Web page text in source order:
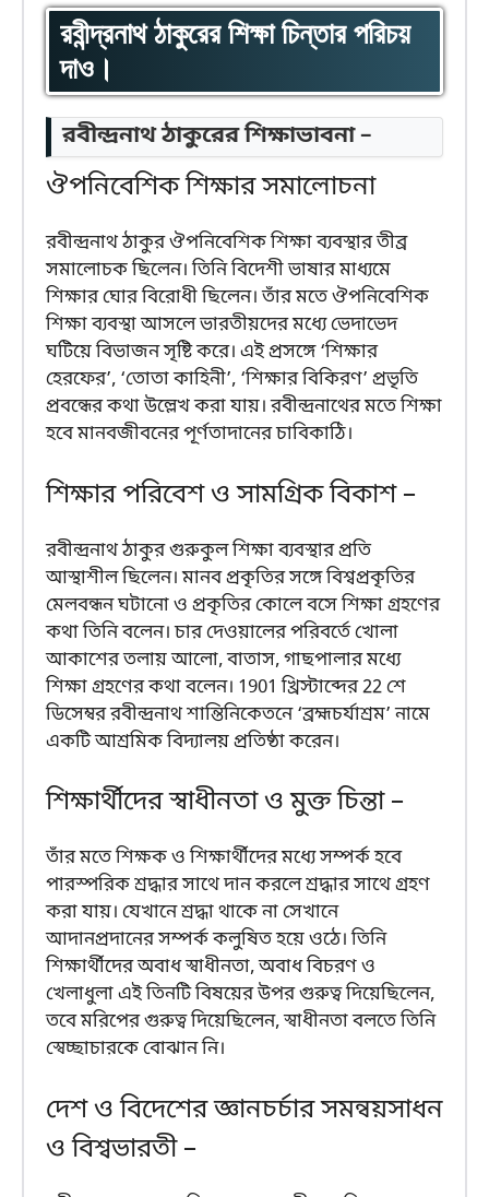
রবীন্দ্রনাথ ঠাকুরের শিক্ষা চিন্তার পরিচয়
দাও।
রবীন্দ্রনাথ ঠাকুরের শিক্ষাভাবনা –
ঔপনিবেশিক শিক্ষার সমালোচনা
রবীন্দ্রনাথ ঠাকুর ঔপনিবেশিক শিক্ষা ব্যবস্থার তীব্র
সমালোচক ছিলেন। তিনি বিদেশী ভাষার মাধ্যমে
শিক্ষার ঘোর বিরোধী ছিলেন। তাঁর মতে ঔপনিবেশিক
শিক্ষা ব্যবস্থা আসলে ভারতীয়দের মধ্যে ভেদাভেদ
ঘটিয়ে বিভাজন সৃষ্টি করে। এই প্রসঙ্গে ‘শিক্ষার
হেরফের’, ‘তোতা কাহিনী’, ‘শিক্ষার বিকিরণ’ প্রভৃতি
প্রবন্ধের কথা উল্লেখ করা যায়। রবীন্দ্রনাথের মতে শিক্ষা
হবে মানবজীবনের পূর্ণতাদানের চাবিকাঠি।
শিক্ষার পরিবেশ ও সামগ্রিক বিকাশ –
রবীন্দ্রনাথ ঠাকুর গুরুকুল শিক্ষা ব্যবস্থার প্রতি
আস্থাশীল ছিলেন। মানব প্রকৃতির সঙ্গে বিশ্বপ্রকৃতির
মেলবন্ধন ঘটানো ও প্রকৃতির কোলে বসে শিক্ষা গ্রহণের
কথা তিনি বলেন। চার দেওয়ালের পরিবর্তে খোলা
আকাশের তলায় আলো, বাতাস, গাছপালার মধ্যে
শিক্ষা গ্রহণের কথা বলেন। 1901 খ্রিস্টাব্দের 22 শে
ডিসেম্বর রবীন্দ্রনাথ শান্তিনিকেতনে ‘ব্রহ্মচর্যাশ্রম’ নামে
একটি আশ্রমিক বিদ্যালয় প্রতিষ্ঠা করেন।
শিক্ষার্থীদের স্বাধীনতা ও মুক্ত চিন্তা –
তাঁর মতে শিক্ষক ও শিক্ষার্থীদের মধ্যে সম্পর্ক হবে
পারস্পরিক শ্রদ্ধার সাথে দান করলে শ্রদ্ধার সাথে গ্রহণ
করা যায়। যেখানে শ্রদ্ধা থাকে না সেখানে
আদানপ্রদানের সম্পর্ক কলুষিত হয়ে ওঠে। তিনি
শিক্ষার্থীদের অবাধ স্বাধীনতা, অবাধ বিচরণ ও
খেলাধুলা এই তিনটি বিষয়ের উপর গুরুত্ব দিয়েছিলেন,
তবে মরিপের গুরুত্ব দিয়েছিলেন, স্বাধীনতা বলতে তিনি
স্বেচ্ছাচারকে বোঝান নি।
দেশ ও বিদেশের জ্ঞানচর্চার সমন্বয়সাধন
ও বিশ্বভারতী –